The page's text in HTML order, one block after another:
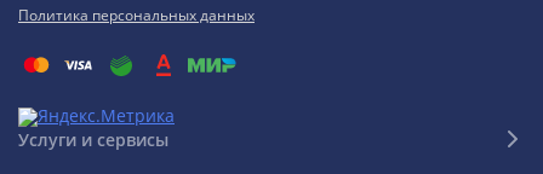
Политика персональных данных
Услуги и сервисы